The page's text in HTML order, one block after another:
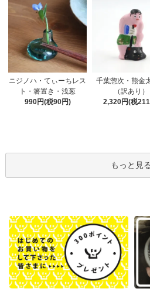
ニジノハ・てぃーちレス
ト・箸置き・浅葱
990円(税90円)
千葉惣次・熊金
（訳あり）
2,320円(税
もっと見る